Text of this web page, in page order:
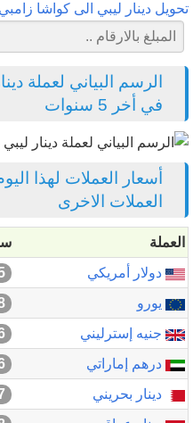
تحويل دينار ليبي الى كواشا زامبي
الرسم البياني لعملة
في أخر 5 سنوات
أسعار العملات لهذا
العملات الاخرى
العملة
دولار أمريكي
يورو
جنيه إسترليني
درهم إماراتي
دينار بحريني